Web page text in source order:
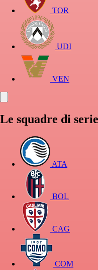
TOR
UDI
VEN
Le squadre di
ATA
BOL
CAG
COM